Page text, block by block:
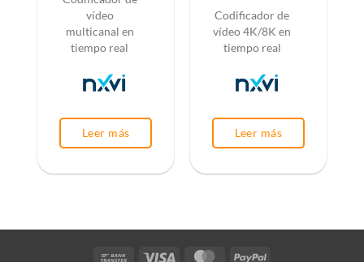
vídeo
multicanal en
tiempo real
Leer más
Codificador de
vídeo 4K/8K en
tiempo real
Leer más
Bank Visa MasterCardPayPal